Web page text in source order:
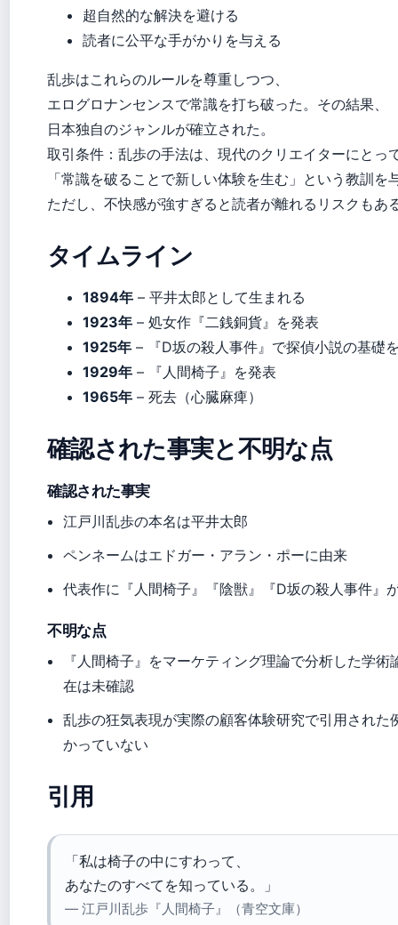
超自然的な解決を避ける
読者に公平な手がかりを与える
乱歩はこれらのルールを尊重しつつ、
エログロナンセンスで常識を打ち破った。その結果、
日本独自のジャンルが確立された。
取引条件：乱歩の手法は、現代のクリエイターにとっ
「常識を破ることで新しい体験を生む」という教訓を
ただし、不快感が強すぎると読者が離れるリスクもあ
タイムライン
1894年 – 平井太郎として生まれる
1923年 – 処女作『二銭銅貨』を発表
1925年 – 『D坂の殺人事件』で探偵小説の基礎
1929年 – 『人間椅子』を発表
1965年 – 死去（心臓麻痺）
確認された事実と不明な点
確認された事実
江戸川乱歩の本名は平井太郎
ペンネームはエドガー・アラン・ポーに由来
代表作に『人間椅子』『陰獣』『D坂の殺人事件』
不明な点
『人間椅子』をマーケティング理論で分析した学術
在は未確認
乱歩の狂気表現が実際の顧客体験研究で引用された
かっていない
引用
「私は椅子の中にすわって、
あなたのすべてを知っている。」
— 江戸川乱歩『人間椅子』（青空文庫）